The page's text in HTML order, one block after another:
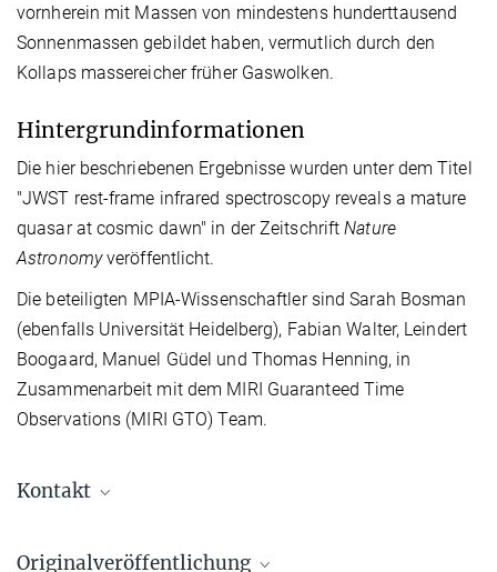
vornherein mit Massen von mindestens hunderttausend
Sonnenmassen gebildet haben, vermutlich durch den
Kollaps massereicher früher Gaswolken.
Hintergrundinformationen
Die hier beschriebenen Ergebnisse wurden unter dem Titel
"JWST rest-frame infrared spectroscopy reveals a mature
quasar at cosmic dawn" in der ZeitschriftNature
Astronomyveröffentlicht.
Die beteiligten MPIA-Wissenschaftler sind Sarah Bosman
(ebenfalls Universität Heidelberg), Fabian Walter, Leindert
Boogaard, Manuel Güdel und Thomas Henning, in
Zusammenarbeit mit dem MIRI Guaranteed Time
Observations (MIRI GTO) Team.
Kontakt
Originalveröffentlichung